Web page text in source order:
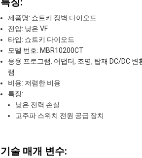
제품명: 쇼트키 장벽 다이오드
전압: 낮은 VF
타입: 쇼트키 다이오드
모델 번호: MBR10200CT
응용 프로그램: 어댑터, 조명, 탑재 DC/DC
램
비용: 저렴한 비용
특징:
낮은 전력 손실
고주파 스위치 전원 공급 장치
기술 매개 변수: